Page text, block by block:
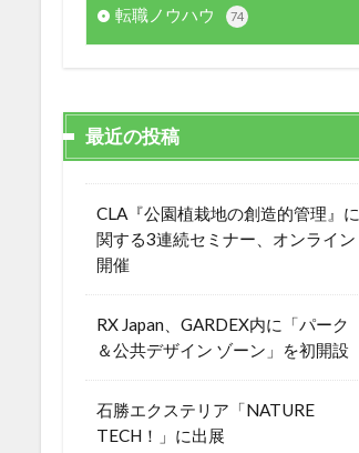
転職ノウハウ 74
最近の投稿
CLA『公園植栽地の創造的管理』に
関する3連続セミナー、オンライン
開催
RX Japan、GARDEX内に「パーク
＆公共デザイン ゾーン」を初開設
石勝エクステリア「NATURE
TECH！」に出展